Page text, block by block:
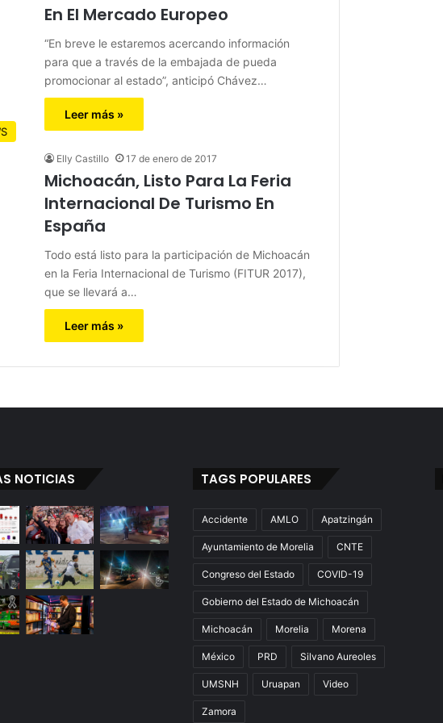
En El Mercado Europeo
“En breve le estaremos acercando información
para que a través de la embajada de pueda
promocionar al estado”, anticipó Chávez…
Leer más »
Elly Castillo 17 de enero de 2017
Michoacán, Listo Para La Feria
Internacional De Turismo En
España
Todo está listo para la participación de Michoacán
en la Feria Internacional de Turismo (FITUR 2017),
que se llevará a…
Leer más »
NOTICIAS TAGS POPULARES
Accidente AMLO Apatzingán
Ayuntamiento de Morelia CNTE
Congreso del Estado COVID-19
Gobierno del Estado de Michoacán
Michoacán Morelia Morena
México PRD Silvano Aureoles
UMSNH Uruapan Video
Zamora